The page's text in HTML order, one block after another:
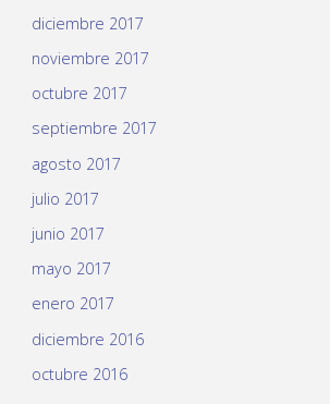
diciembre 2017
noviembre 2017
octubre 2017
septiembre 2017
agosto 2017
julio 2017
junio 2017
mayo 2017
enero 2017
diciembre 2016
octubre 2016